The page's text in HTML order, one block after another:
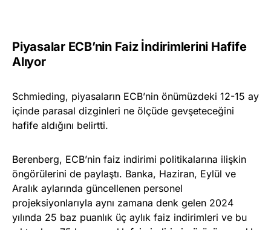
Piyasalar ECB’nin Faiz İndirimlerini Hafife
Alıyor
Schmieding, piyasaların ECB’nin önümüzdeki 12-15 ay
içinde parasal dizginleri ne ölçüde gevşeteceğini
hafife aldığını belirtti.
Berenberg, ECB’nin faiz indirimi politikalarına ilişkin
öngörülerini de paylaştı. Banka, Haziran, Eylül ve
Aralık aylarında güncellenen personel
projeksiyonlarıyla aynı zamana denk gelen 2024
yılında 25 baz puanlık üç aylık faiz indirimleri ve bu